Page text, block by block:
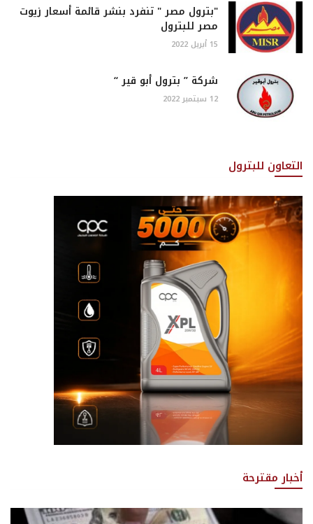
"بترول مصر " تنفرد بنشر قائمة أسعار زيوت
مصر للبترول
15 أبريل 2022
شركة ” بترول أبو قير “
12 سبتمبر 2022
التعاون للبترول
أخبار مقترحة